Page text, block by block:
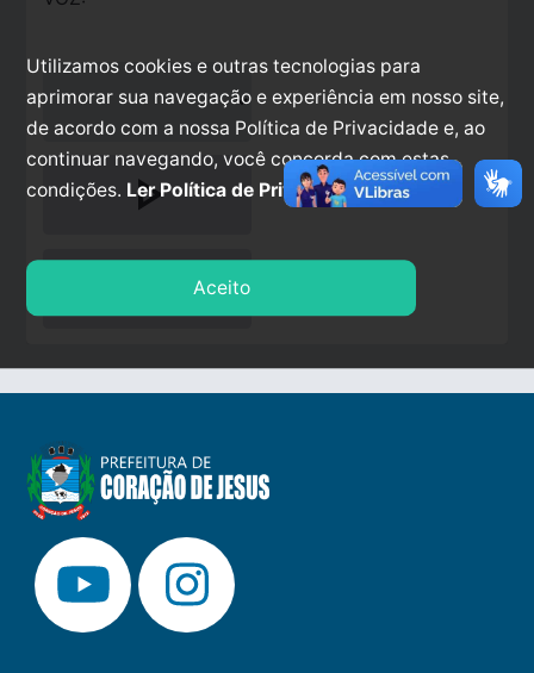
play_arrow
Utilizamos cookies e outras tecnologias para
aprimorar sua navegação e experiência em nosso site,
de acordo com a nossa Política de Privacidade e, ao
continuar navegando, você concorda com estas
condições. Ler Política de Privacidade.
Aceito